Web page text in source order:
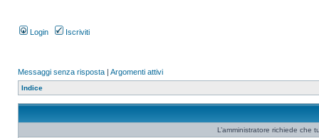
Login Iscriviti
Messaggi senza risposta | Argomenti attivi
Indice
L’amministratore richiede che